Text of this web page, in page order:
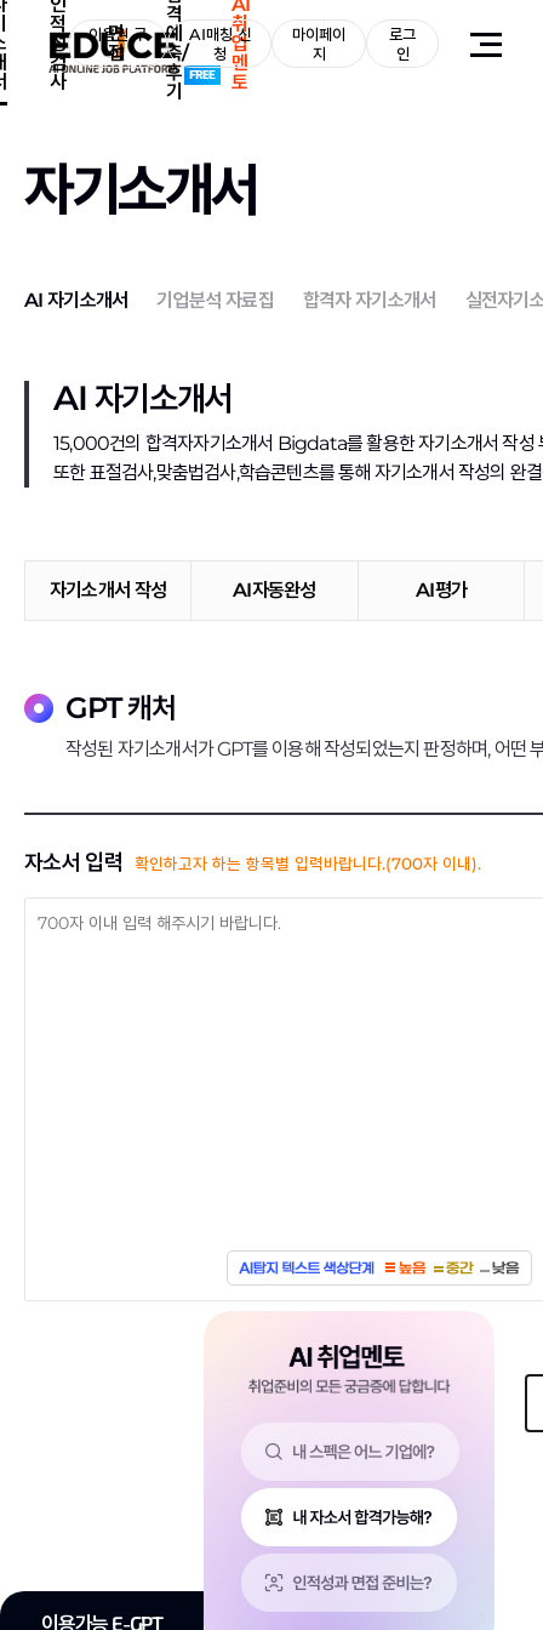
적
성
검
사
면
접
격
예
측/
후
기
취
업
멘
토
이용권 구
매
AI매칭 신
청
마이페이
지
로그
인
자기소개서
AI 자기소개서 기업분석 자료집 합격자 자기소개서 실전자기
AI 자기소개서
15,000건의 합격자자기소개서 Bigdata를 활용한 자기소개서 작성
또한 표절검사,맞춤법검사,학습콘텐츠를 통해 자기소개서 작성의 완
자기소개서 작성 AI자동완성 AI평가
GPT 캐처
작성된 자기소개서가 GPT를 이용해 작성되었는지 판정하며, 어떤
자소서 입력 확인하고자 하는 항목별 입력바랍니다.(700자 이내).
이용가능 E-GPT